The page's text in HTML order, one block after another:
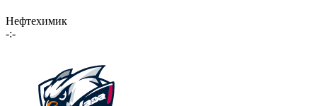
Нефтехимик
-:-